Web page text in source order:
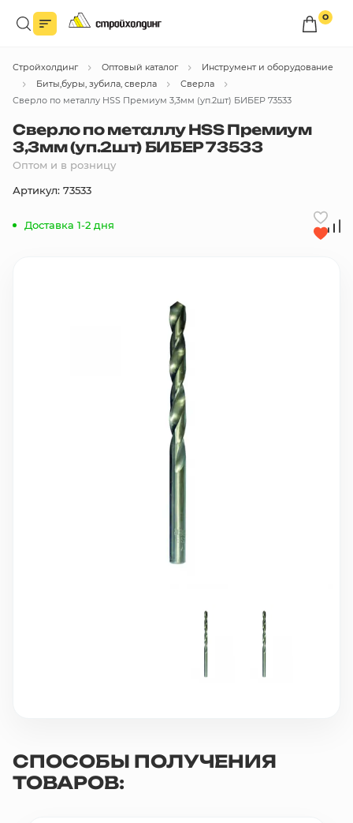
0
Войдите в личный кабинет
Вы сможете оформлять заказы по оптовым ценам.
Каталог товаров
10 000 ₽
Минимальный заказ
Оплата
Все бренды
Стройхолдинг Оптовый каталог
Инструмент и оборудование
Биты,буры, зубила, сверла
Сверла
Сверло по металлу HSS Премиум 3,3мм (уп.2шт) БИБЕР 73533
Сверло по металлу HSS Премиум
3,3мм (уп.2шт) БИБЕР 73533
Оптом и в розницу
Артикул: 73533
Доставка 1-2 дня
СПОСОБЫ ПОЛУЧЕНИЯ
ТОВАРОВ: